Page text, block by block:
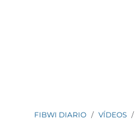
FIBWI DIARIO VÍDEOS